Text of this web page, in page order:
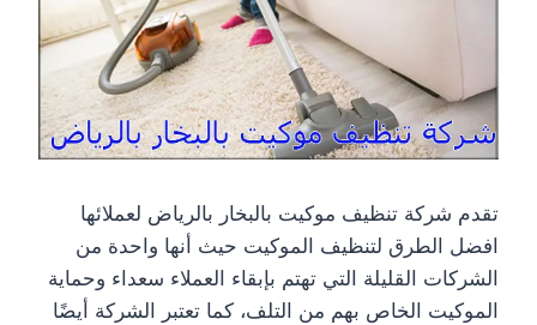
تقدم شركة تنظيف موكيت بالبخار بالرياض لعملائها
افضل الطرق لتنظيف الموكيت حيث أنها واحدة من
الشركات القليلة التي تهتم بإبقاء العملاء سعداء وحماية
الموكيت الخاص بهم من التلف، كما تعتبر الشركة أيضًا